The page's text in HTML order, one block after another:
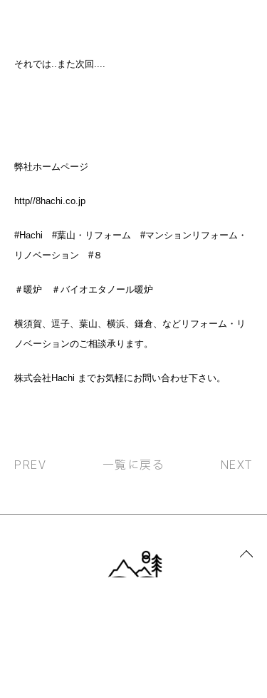
それでは..また次回....
弊社ホームページ
http//8hachi.co.jp
#Hachi #葉山・リフォーム #マンションリフォーム・
リノベーション #８
＃暖炉 ＃バイオエタノール暖炉
横須賀、逗子、葉山、横浜、鎌倉、などリフォーム・リ
ノベーションのご相談承ります。
株式会社Hachi までお気軽にお問い合わせ下さい。
PREV 一覧に戻る NEXT